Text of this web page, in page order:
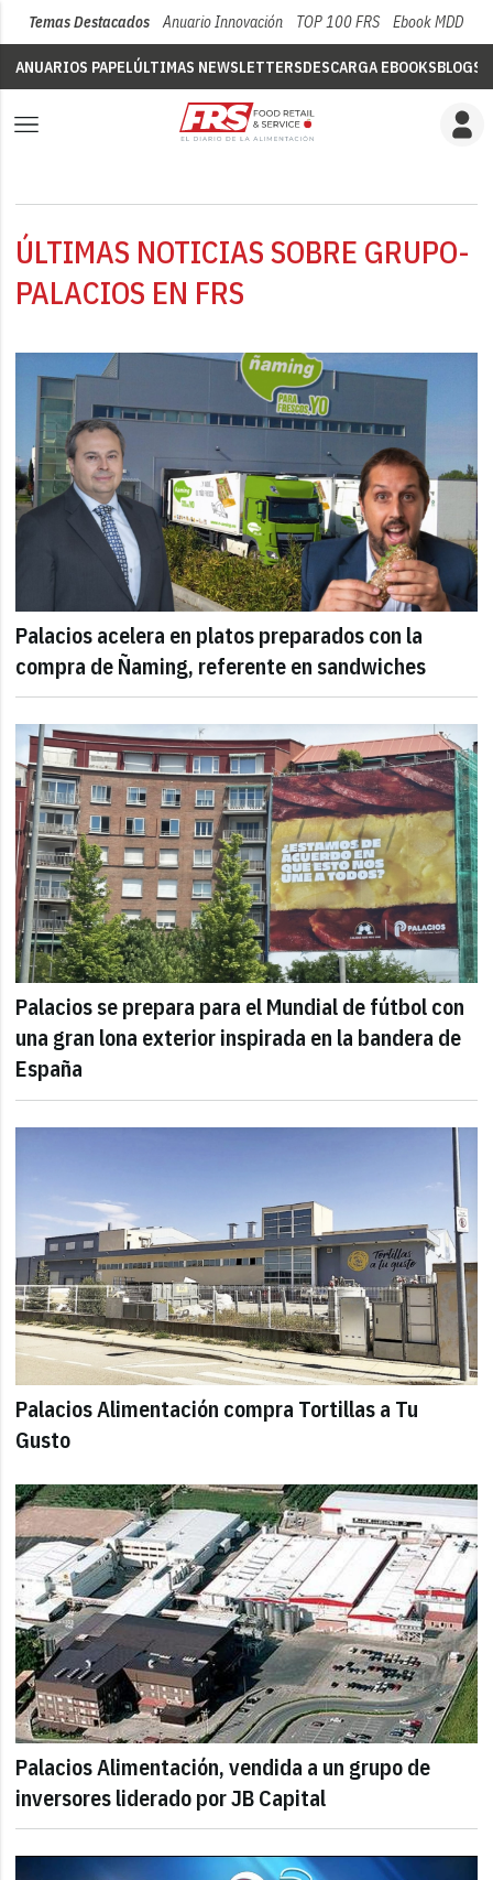
Temas Destacados Anuario Innovación TOP 100 FRS Ebook MDD
ANUARIOS PAPELÚLTIMAS NEWSLETTERSDESCARGA EBOOKSBLOGS
ÚLTIMAS NOTICIAS SOBRE GRUPO-
PALACIOS EN FRS
Palacios acelera en platos preparados con la
compra de Ñaming, referente en sandwiches
Palacios se prepara para el Mundial de fútbol con
una gran lona exterior inspirada en la bandera de
España
Palacios Alimentación compra Tortillas a Tu
Gusto
Palacios Alimentación, vendida a un grupo de
inversores liderado por JB Capital